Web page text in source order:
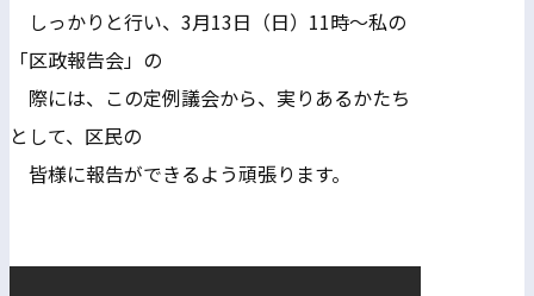
しっかりと行い、3月13日（日）11時～私の
「区政報告会」の
際には、この定例議会から、実りあるかたち
として、区民の
皆様に報告ができるよう頑張ります。